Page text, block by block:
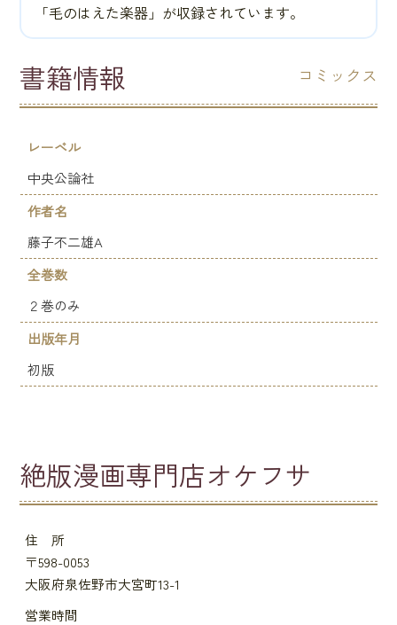
「毛のはえた楽器」が収録されています。
書籍情報 コミックス
レーベル
中央公論社
作者名
藤子不二雄A
全巻数
２巻のみ
出版年月
初版
絶版漫画専門店オケフサ
住 所
〒598-0053
大阪府泉佐野市大宮町13-1
営業時間